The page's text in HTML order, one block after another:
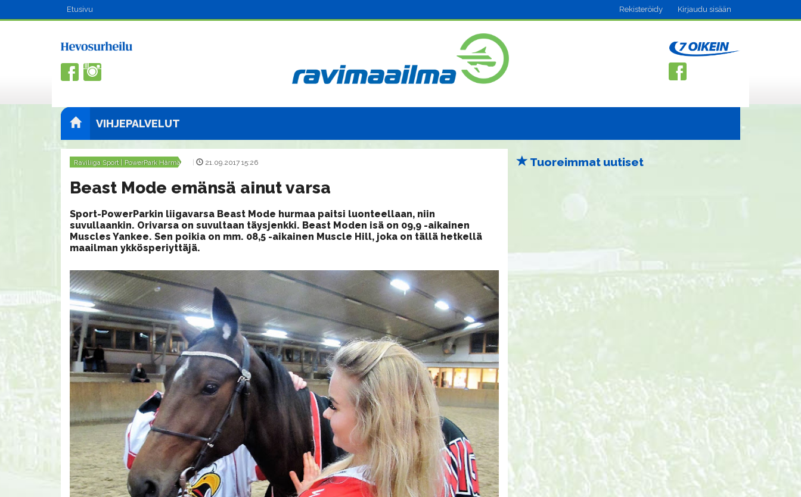
Etusivu Rekisteröidy Kirjaudu sisään
VIHJEPALVELUT
Raviliiga Sport | PowerPark Härmä | 21.09.2017 15:26
Beast Mode emänsä ainut varsa
Sport-PowerParkin liigavarsa Beast Mode hurmaa paitsi luonteellaan, niin
suvullaankin. Orivarsa on suvultaan täysjenkki. Beast Moden isä on 09,9 -aikainen
Muscles Yankee. Sen poikia on mm. 08,5 -aikainen Muscle Hill, joka on tällä hetkellä
maailman ykkösperiyttäjä.
Tuoreimmat uutiset